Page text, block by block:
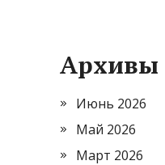
Архивы
Июнь 2026
Май 2026
Март 2026